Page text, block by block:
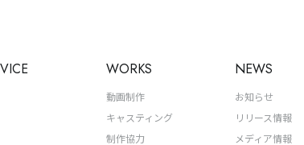
WORKS
動画制作
キャスティング
制作協力
NEWS
お知らせ
リリース情報
メディア情報